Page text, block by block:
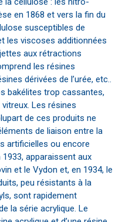
en 1868 et vers la fin du
susceptibles de
les viscoses additionnées
aux rétractions
les résines
dérivées de l’urée, etc..
bakélites trop cassantes,
Les résines
de ces produits ne
de liaison entre la
artificielles ou encore
apparaissent aux
et le Vydon et, en 1934, le
peu résistants à la
sont rapidement
la série acrylique. Le